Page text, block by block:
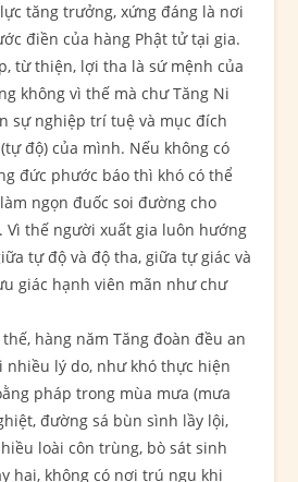
tăng trưởng, xứng đáng là nơi
điền của hàng Phật tử tại gia.
từ thiện, lợi tha là sứ mệnh của
không vì thế mà chư Tăng Ni
sự nghiệp trí tuệ và mục đích
độ) của mình. Nếu không có
đức phước báo thì khó có thể
ngọn đuốc soi đường cho
Vì thế người xuất gia luôn hướng
tự độ và độ tha, giữa tự giác và
giác hạnh viên mãn như chư
hàng năm Tăng đoàn đều an
nhiều lý do, như khó thực hiện
pháp trong mùa mưa (mưa
đường sá bùn sình lầy lội,
loài côn trùng, bò sát sinh
hại, không có nơi trú ngụ khi